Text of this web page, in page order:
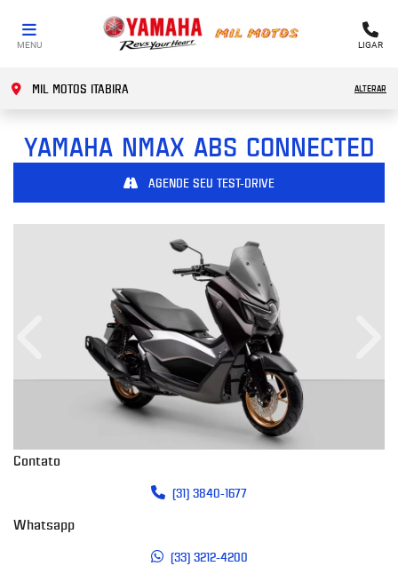
MENU LIGAR
MIL MOTOS ITABIRA ALTERAR
YAMAHANMAX ABS CONNECTED
AGENDE SEU TEST-DRIVE
Contato
(31) 3840-1677
Whatsapp
(33) 3212-4200